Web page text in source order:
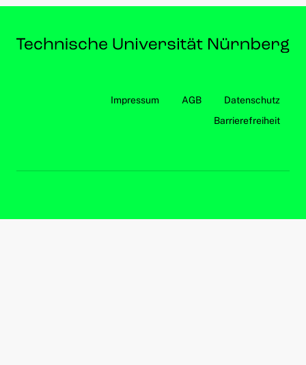
Impressum AGB
Datenschutz
Barrierefreiheit